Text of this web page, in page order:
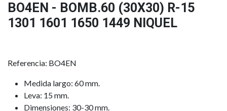
BO4EN - BOMB.60 (30X30) R-15
1301 1601 1650 1449 NIQUEL
Referencia: BO4EN
Medida largo: 60 mm.
Leva: 15 mm.
Dimensiones: 30-30 mm.